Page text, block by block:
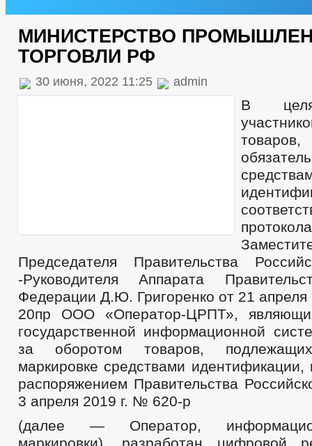
МИНИСТЕРСТВО
ТОРГОВЛИ РФ
30 июня, 2022 11:25 admin
В
Председателя Правительства
-Руководителя Аппарата
Федерации Д.Ю. Григоренко от 21
20пр ООО «Оператор-ЦРПТ»,
государственной информационной
за оборотом товаров, подлежащих
маркировке средствами идентификации,
распоряжением Правительства
3 апреля 2019 г. № 620-р
(далее — Оператор,